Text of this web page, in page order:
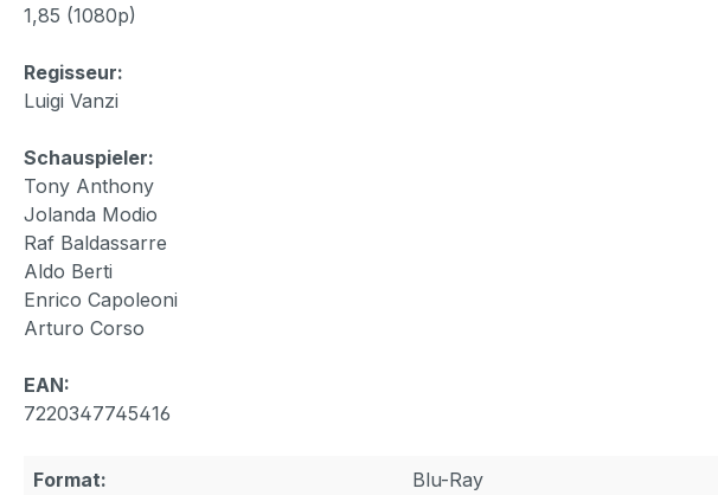
1,85 (1080p)
Regisseur:
Luigi Vanzi
Schauspieler:
Tony Anthony
Jolanda Modio
Raf Baldassarre
Aldo Berti
Enrico Capoleoni
Arturo Corso
EAN:
7220347745416
Format: Blu-Ray